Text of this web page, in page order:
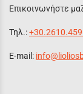
Επικοινωνήστε
Τηλ.:
E-mail: